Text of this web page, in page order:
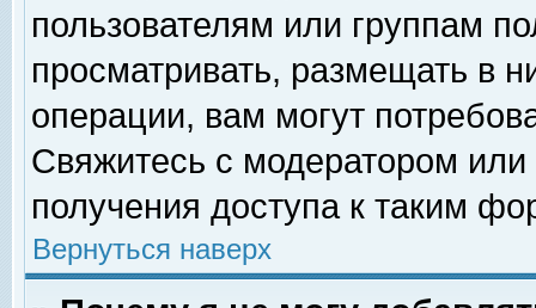
пользователям или группам
просматривать, размещать в
операции, вам могут
Свяжитесь с модератором
получения доступа к таким
Вернуться наверх